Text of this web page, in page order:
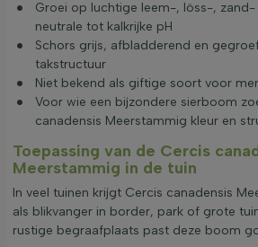
Groei op luchtige leem-, löss-,
neutrale tot kalkrijke pH
Schors grijs, afbladderend en
takstructuur
Niet bekend als giftige soort voor
Voor wie een bijzondere sierboom
canadensis Meerstammig kleur en
Toepassing van de Cercis
Meerstammig in de tuin
In veel tuinen krijgt Cercis canadensis
als blikvanger in border, park of grote
rustige begraafplaats past deze boom